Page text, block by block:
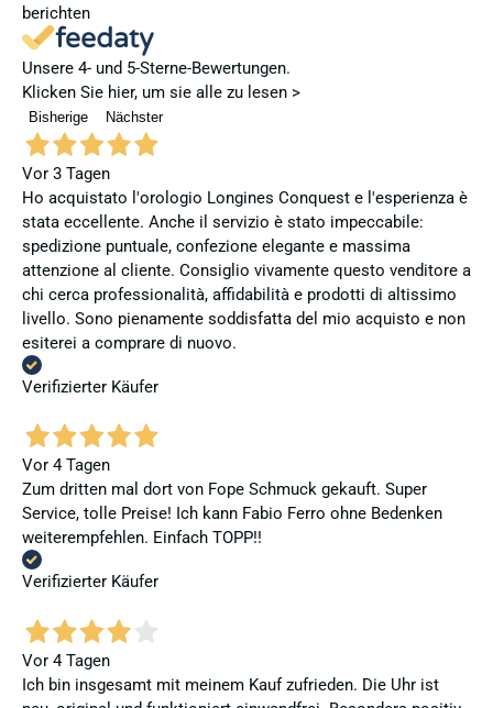
berichten
Unsere 4- und 5-Sterne-Bewertungen.
Klicken Sie hier, um sie alle zu lesen >
Bisherige Nächster
Vor 3 Tagen
Ho acquistato l'orologio Longines Conquest e l'esperienza è
stata eccellente. Anche il servizio è stato impeccabile:
spedizione puntuale, confezione elegante e massima
attenzione al cliente. Consiglio vivamente questo venditore a
chi cerca professionalità, affidabilità e prodotti di altissimo
livello. Sono pienamente soddisfatta del mio acquisto e non
esiterei a comprare di nuovo.
Verifizierter Käufer
Vor 4 Tagen
Zum dritten mal dort von Fope Schmuck gekauft. Super
Service, tolle Preise! Ich kann Fabio Ferro ohne Bedenken
weiterempfehlen. Einfach TOPP!!
Verifizierter Käufer
Vor 4 Tagen
Ich bin insgesamt mit meinem Kauf zufrieden. Die Uhr ist